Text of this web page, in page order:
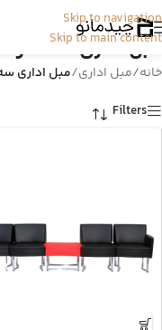
Skip to navigation
Skip to main content
مبل اداری سه نفره
خانه/مبل اداری/مبل اداری
Filters